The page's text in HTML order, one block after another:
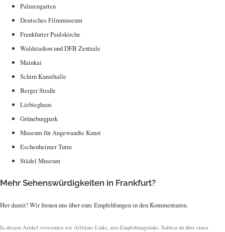
Palmengarten
Deutsches Filmmuseum
Frankfurter Paulskirche
Waldstadion und DFB Zentrale
Mainkai
Schirn Kunsthalle
Berger Straße
Liebieghaus
Grüneburgpark
Museum für Angewandte Kunst
Eschenheimer Turm
Städel Museum
Mehr Sehenswürdigkeiten in Frankfurt?
Her damit! Wir freuen uns über eure Empfehlungen in den Kommentaren.
In diesem Artikel verwenden wir Affiliate-Links, also Empfehlungslinks. Solltest du über einen